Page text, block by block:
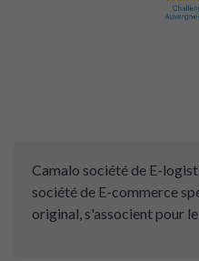
Camalo société de E-
société de E-commerce
original, s'associent pour